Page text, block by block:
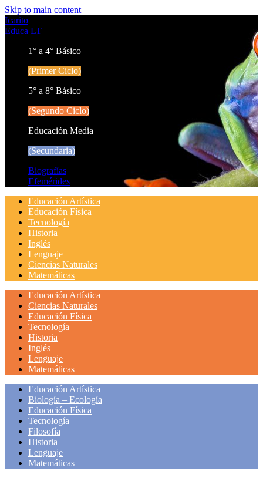
Skip to main content
Icarito
Educa LT
1° a 4° Básico
(Primer Ciclo)
5° a 8° Básico
(Segundo Ciclo)
Educación Media
(Secundaria)
Biografías
Efemérides
Educación Artística
Educación Física
Tecnología
Historia
Inglés
Lenguaje
Ciencias Naturales
Matemáticas
Educación Artística
Ciencias Naturales
Educación Física
Tecnología
Historia
Inglés
Lenguaje
Matemáticas
Educación Artística
Biología – Ecología
Educación Física
Tecnología
Filosofía
Historia
Lenguaje
Matemáticas